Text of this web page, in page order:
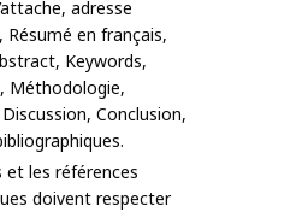
adresse
Résumé en français,
Keywords,
Méthodologie,
Conclusion,
et les références
doivent respecter